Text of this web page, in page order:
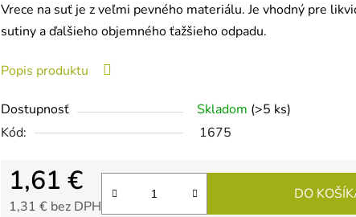
produktu
je
z
5
hviezdičiek.
Vrece na suť je z veľmi pevného materiálu. Je vhodný pre
sutiny a ďalšieho objemného ťažšieho odpadu.
Popis produktu
Dostupnosť Skladom (>5 ks)
Kód:
1675
1,61 €
1,31 € bez DPH
DO